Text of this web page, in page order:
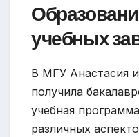
учебных
В МГУ Анастасия
получила
учебная
различных